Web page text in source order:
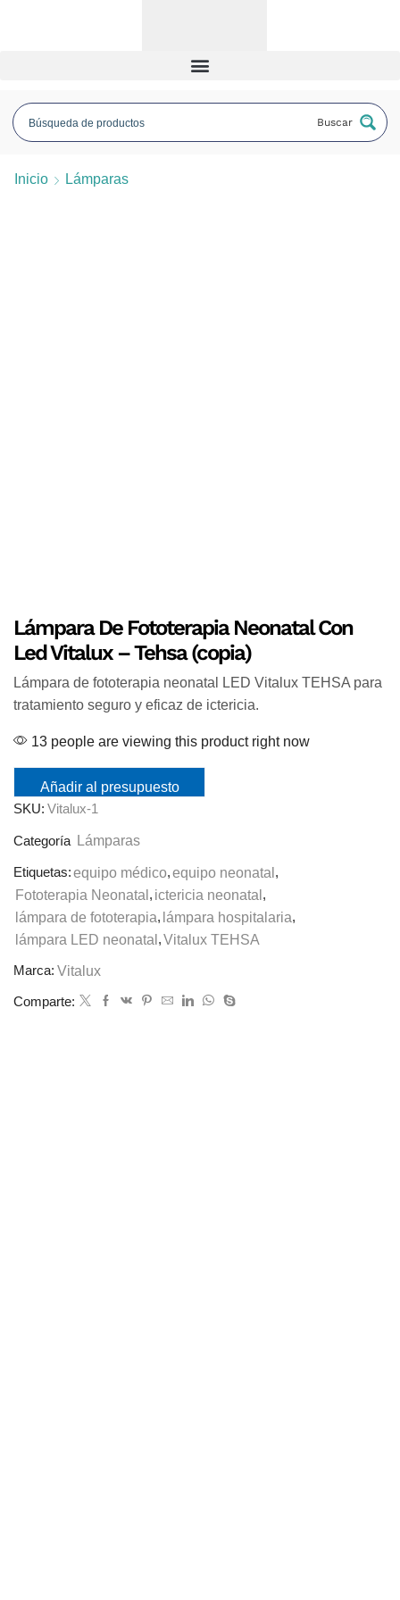
Buscar
Inicio Lámparas
Lámpara De Fototerapia Neonatal Con
Led Vitalux – Tehsa (copia)
Lámpara de fototerapia neonatal LED Vitalux TEHSA para
tratamiento seguro y eficaz de ictericia.
13 people are viewing this product right now
Añadir al presupuesto
SKU: Vitalux-1
Categoría Lámparas
Etiquetas:equipo médico,equipo neonatal ,
Fototerapia Neonatal , ictericia neonatal ,
lámpara de fototerapia, lámpara hospitalaria,
lámpara LED neonatal ,Vitalux TEHSA
Marca: Vitalux
Comparte: